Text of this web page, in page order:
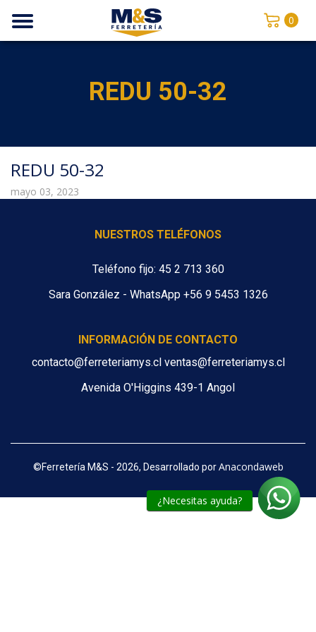
¿Necesitas ayuda?
0
REDU 50-32
REDU 50-32
mayo 03, 2023
NUESTROS TELÉFONOS
Teléfono fijo: 45 2 713 360
Sara González - WhatsApp +56 9 5453 1326
INFORMACIÓN DE CONTACTO
contacto@ferreteriamys.cl ventas@ferreteriamys.cl
Avenida O'Higgins 439-1 Angol
©Ferretería M&S - 2026, Desarrollado por Anacondaweb